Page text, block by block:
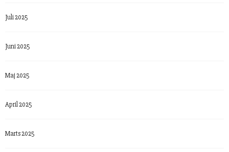
Juli 2025
Juni 2025
Maj 2025
April 2025
Marts 2025